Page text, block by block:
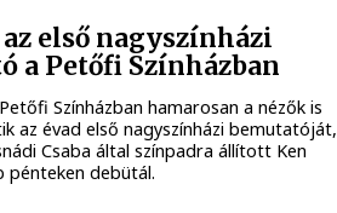
első nagyszínházi
a Petőfi Színházban
Színházban hamarosan a nézők is
az évad első nagyszínházi bemutatóját,
Csaba által színpadra állított Ken
pénteken debütál.